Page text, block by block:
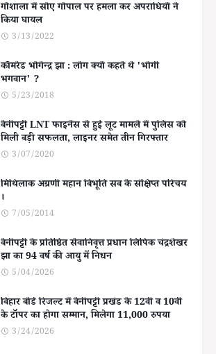
गोशाला में सोए गोपाल पर हमला कर अपराधियों ने
किया घायल
3/13/2022
कॉमरेड भोगेन्द्र झा : लोग क्यों कहते थे 'भोगी
भगवान' ?
5/23/2018
बेनीपट्टी LNT फाइनेंस से हुई लूट मामले में पुलिस को
मिली बड़ी सफलता, लाइनर समेत तीन गिरफ्तार
3/07/2020
मिथिलाक अग्रणी महान बिभूति सब के संक्षिप्त परिचय
।
7/05/2014
बेनीपट्टी के प्रतिष्ठित सेवानिवृत्त प्रधान लिपिक चंद्रशेखर
झा का 94 वर्ष की आयु में निधन
5/04/2026
बिहार बोर्ड रिजल्ट में बेनीपट्टी प्रखंड के 12वीं व 10वीं
के टॉपर का होगा सम्मान, मिलेगा 11,000 रुपया
3/24/2026